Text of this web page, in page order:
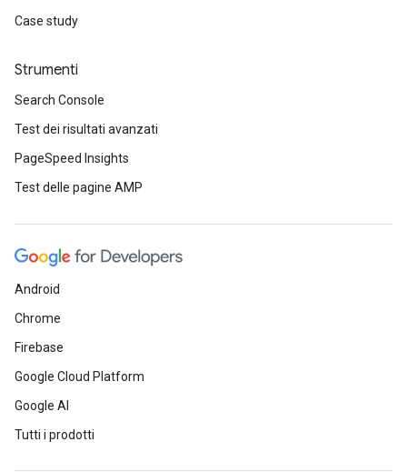
Case study
Strumenti
Search Console
Test dei risultati avanzati
PageSpeed Insights
Test delle pagine AMP
Android
Chrome
Firebase
Google Cloud Platform
Google AI
Tutti i prodotti